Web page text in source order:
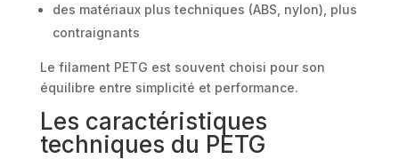
des matériaux plus techniques (ABS, nylon), plus
contraignants
Le filament PETG est souvent choisi pour son
équilibre entre simplicité et performance.
Les caractéristiques
techniques du PETG